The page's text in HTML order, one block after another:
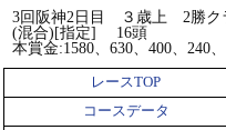
3回阪神2日目 ３歳上 2勝ク
(混合)[指定] 16頭
本賞金:1580、630、400、240
レースTOP
コースデータ